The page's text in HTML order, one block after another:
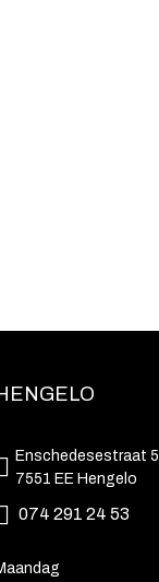
Enschedesestraat 5
7551 EE Hengelo
074 291 24 53